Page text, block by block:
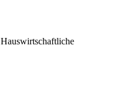
Hauswirtschaftliche